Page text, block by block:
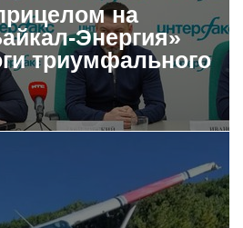
на
Энергия»
триумфального